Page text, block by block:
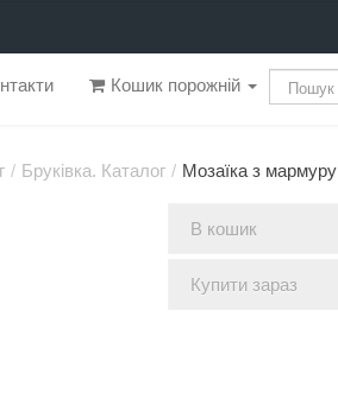
Кошик порожній
/ Бруківка. Каталог / Мозаїка з мармуру
В кошик
Купити зараз